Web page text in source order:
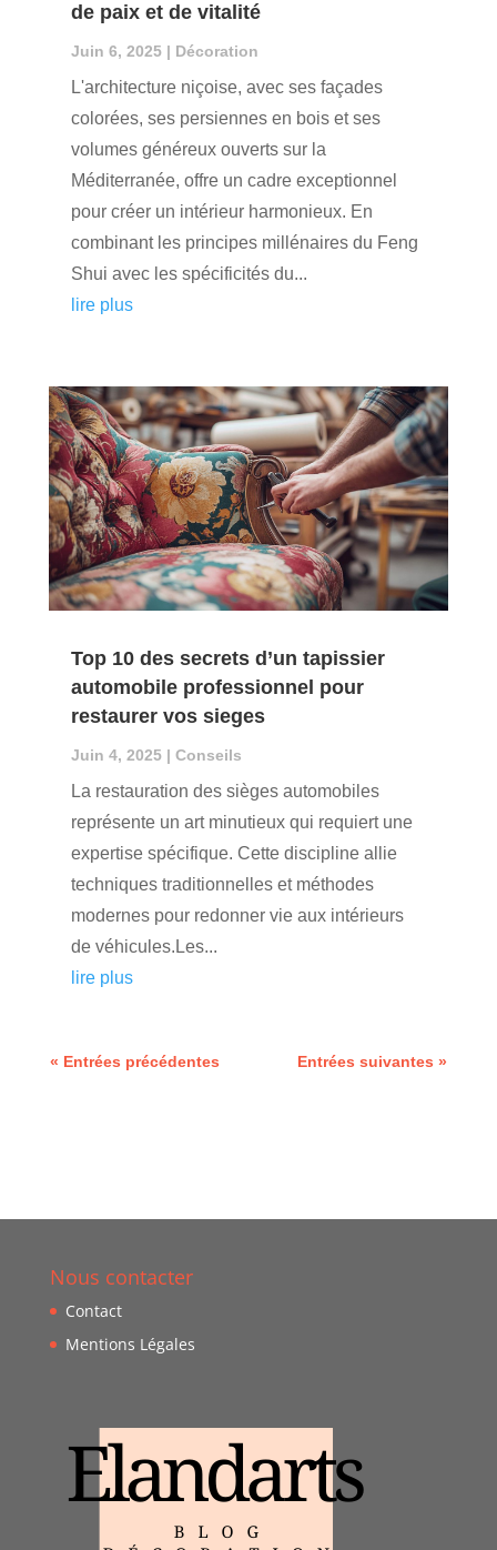
de paix et de vitalité
Juin 6, 2025| Décoration
L'architecture niçoise, avec ses façades
colorées, ses persiennes en bois et ses
volumes généreux ouverts sur la
Méditerranée, offre un cadre exceptionnel
pour créer un intérieur harmonieux. En
combinant les principes millénaires du Feng
Shui avec les spécificités du...
lire plus
Top 10 des secrets d’un tapissier
automobile professionnel pour
restaurer vos sieges
Juin 4, 2025| Conseils
La restauration des sièges automobiles
représente un art minutieux qui requiert une
expertise spécifique. Cette discipline allie
techniques traditionnelles et méthodes
modernes pour redonner vie aux intérieurs
de véhicules.Les...
lire plus
« Entrées précédentes Entrées suivantes »
Nous contacter
Contact
Mentions Légales